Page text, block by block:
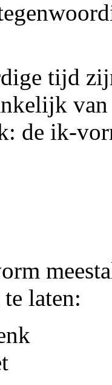
tijd
de ik-
laten: